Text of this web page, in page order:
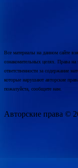
Все материалы на данном сайте
ознакомительных целях. Права
ответственности за содержание
которые нарушают авторские
пожалуйста, сообщите нам.
Авторские права ©